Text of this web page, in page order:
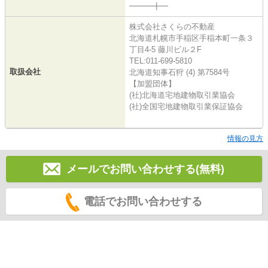
━━━╋━
取扱会社
株式会社さくらの不動産
北海道札幌市手稲区手稲本町一条３
丁目4-5 藤川ビル２F
TEL:011-699-5810
北海道知事石狩 (4) 第7584号
【加盟団体】
(社)北海道宅地建物取引業協会
(社)全国宅地建物取引業保証協会
情報の見方
メールでお問い合わせする(無料)
電話でお問い合わせする